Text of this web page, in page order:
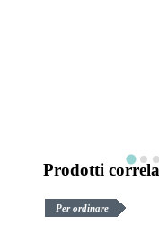
Prodotti
Per ordinare